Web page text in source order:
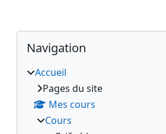
Blocs
Passer Navigation
Navigation
Accueil
Pages du site
Mes cours
Cours